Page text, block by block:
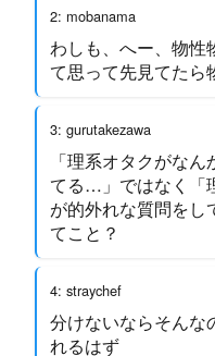
2: mobanama
わしも、へー、物性
て思って先見てたら
3: gurutakezawa
「理系オタクがな
てる…」ではなく「
が的外れな質問を
てこと？
4: straychef
分けないならそんな
れるはず